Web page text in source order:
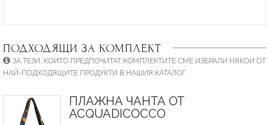
ПОДХОДЯЩИ ЗА КОМПЛЕКТ
ЗА ТЕЗИ, КОИТО ПРЕДПОЧИТАТ КОМПЛЕКТИТЕ СМЕ ИЗБРАЛИ НЯКОИ ОТ
НАЙ-ПОДХОДЯЩИТЕ ПРОДУКТИ В НАШИЯ КАТАЛОГ.
ПЛАЖНА ЧАНТА ОТ
ACQUADICOCCO